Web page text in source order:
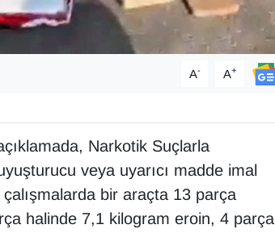
A- A+
Narkotik Suçlarla
veya uyarıcı madde imal
bir araçta 13 parça
halinde 7,1 kilogram eroin, 4 parça